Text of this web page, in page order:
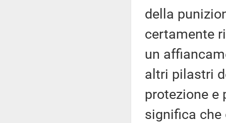
della
certamente
un
altri pilastri
protezione e
significa